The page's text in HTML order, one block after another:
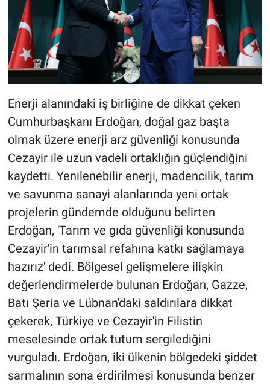
Enerji alanındaki iş birliğine de dikkat çeken
Cumhurbaşkanı Erdoğan, doğal gaz başta
olmak üzere enerji arz güvenliği konusunda
Cezayir ile uzun vadeli ortaklığın güçlendiğini
kaydetti. Yenilenebilir enerji, madencilik, tarım
ve savunma sanayi alanlarında yeni ortak
projelerin gündemde olduğunu belirten
Erdoğan, 'Tarım ve gıda güvenliği konusunda
Cezayir'in tarımsal refahına katkı sağlamaya
hazırız' dedi. Bölgesel gelişmelere ilişkin
değerlendirmelerde bulunan Erdoğan, Gazze,
Batı Şeria ve Lübnan'daki saldırılara dikkat
çekerek, Türkiye ve Cezayir'in Filistin
meselesinde ortak tutum sergilediğini
vurguladı. Erdoğan, iki ülkenin bölgedeki şiddet
sarmalının sona erdirilmesi konusunda benzer